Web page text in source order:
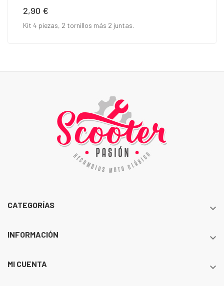
Precio
2,90 €
Kit 4 piezas, 2 tornillos más 2 juntas.
CATEGORÍAS 
INFORMACIÓN 
MI CUENTA 